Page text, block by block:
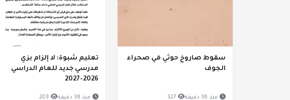
سقوط صاروخ حوثي في صحراء
الجوف
منذ 36 دقيقة 327
تعليم شبوة: لا إلزام بزي
مدرسي جديد للعام الدراسي
2026-2027
منذ 38 دقيقة 203